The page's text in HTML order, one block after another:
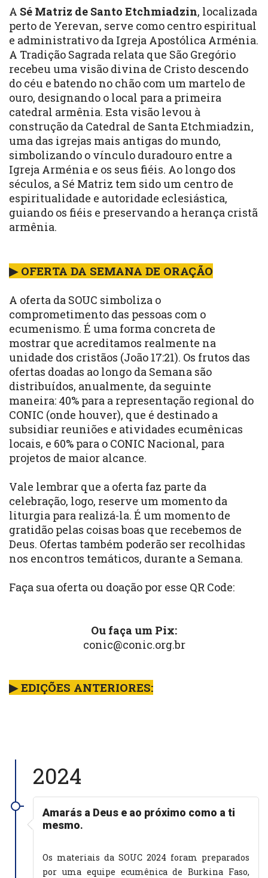
A Sé Matriz de Santo Etchmiadzin, localizada
perto de Yerevan, serve como centro espiritual
e administrativo da Igreja Apostólica Arménia.
A Tradição Sagrada relata que São Gregório
recebeu uma visão divina de Cristo descendo
do céu e batendo no chão com um martelo de
ouro, designando o local para a primeira
catedral armênia. Esta visão levou à
construção da Catedral de Santa Etchmiadzin,
uma das igrejas mais antigas do mundo,
simbolizando o vínculo duradouro entre a
Igreja Arménia e os seus fiéis. Ao longo dos
séculos, a Sé Matriz tem sido um centro de
espiritualidade e autoridade eclesiástica,
guiando os fiéis e preservando a herança cristã
armênia.
▶ OFERTA DA SEMANA DE ORAÇÃO
A oferta da SOUC simboliza o
comprometimento das pessoas com o
ecumenismo. É uma forma concreta de
mostrar que acreditamos realmente na
unidade dos cristãos (João 17:21). Os frutos das
ofertas doadas ao longo da Semana são
distribuídos, anualmente, da seguinte
maneira: 40% para a representação regional do
CONIC (onde houver), que é destinado a
subsidiar reuniões e atividades ecumênicas
locais, e 60% para o CONIC Nacional, para
projetos de maior alcance.
Vale lembrar que a oferta faz parte da
celebração, logo, reserve um momento da
liturgia para realizá-la. É um momento de
gratidão pelas coisas boas que recebemos de
Deus. Ofertas também poderão ser recolhidas
nos encontros temáticos, durante a Semana.
Faça sua oferta ou doação por esse QR Code:
Ou faça um Pix:
conic@conic.org.br
▶ EDIÇÕES ANTERIORES:
2024
Amarás a Deus e ao próximo como a ti
mesmo.
Os materiais da SOUC 2024 foram preparados
por uma equipe ecumênica de Burkina Faso,